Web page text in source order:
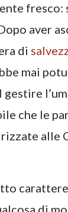
fresco:
aver
di
mai
che le
alle
di